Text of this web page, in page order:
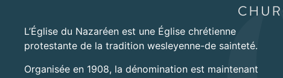
L’Église du Nazaréen est une Église chrétienne
protestante de la tradition wesleyenne-de sainteté.
Organisée en 1908, la dénomination est maintenant